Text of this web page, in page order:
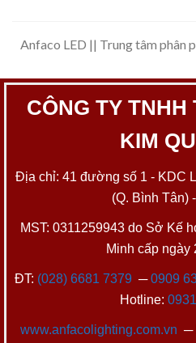
Anfaco LED || Trung tâm phân
CÔNG TY
KIM
Địa chỉ: 41 đường số 1 - KDC
(Q. Bình Tân)
MST: 0311259943 do Sở Kế
Minh cấp ngày
ĐT: (028) 6681 7379 ─0909
Hotline:
www.anfacolighting.com.vn ─